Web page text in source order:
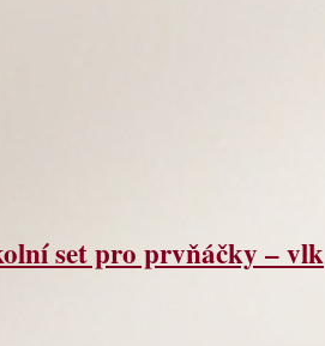
set pro prvňáčky – vlk